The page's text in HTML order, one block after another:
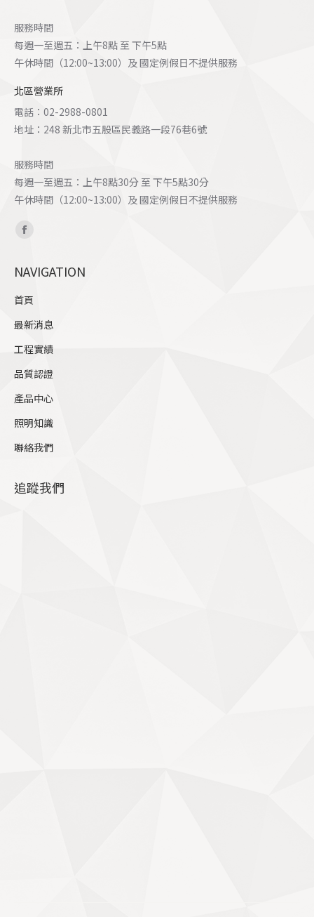
服務時間
每週一至週五：上午8點 至 下午5點
午休時間（12:00~13:00）及 國定例假日不提供服務
北區營業所
電話：02-2988-0801
地址：248 新北市五股區民義路一段76巷6號
服務時間
每週一至週五：上午8點30分 至 下午5點30分
午休時間（12:00~13:00）及 國定例假日不提供服務
Find us on:
Facebook
opens
window
NAVIGATION
首頁
最新消息
工程實績
品質認證
產品中心
照明知識
聯絡我們
追蹤我們